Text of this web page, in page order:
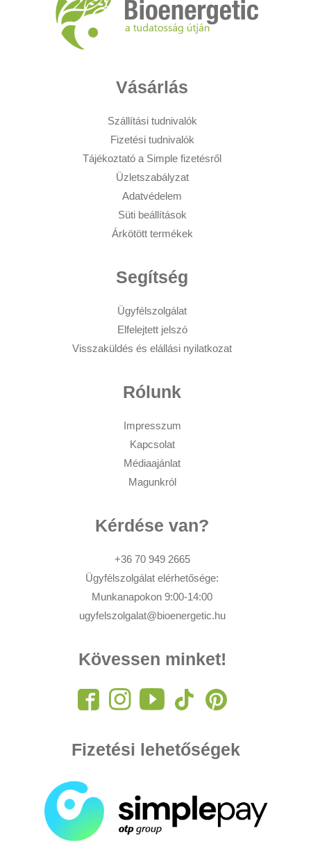
Vásárlás
Szállítási tudnivalók
Fizetési tudnivalók
Tájékoztató a Simple fizetésről
Üzletszabályzat
Adatvédelem
Süti beállítások
Árkötött termékek
Segítség
Ügyfélszolgálat
Elfelejtett jelszó
Visszaküldés és elállási nyilatkozat
Rólunk
Impresszum
Kapcsolat
Médiaajánlat
Magunkról
Kérdése van?
+36 70 949 2665
Ügyfélszolgálat elérhetősége:
Munkanapokon 9:00-14:00
ugyfelszolgalat@bioenergetic.hu
Kövessen minket!
Fizetési lehetőségek